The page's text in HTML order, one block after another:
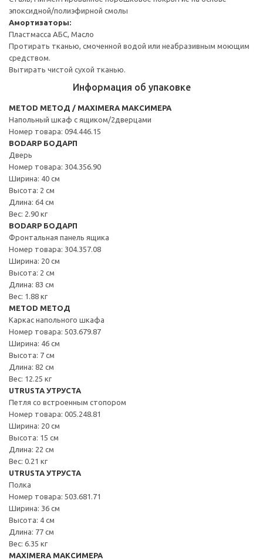
эпоксидной/полиэфирной смолы
Амортизаторы:
Пластмасса АБС, Масло
Протирать тканью, смоченной водой или неабразивным моющим
средством.
Вытирать чистой сухой тканью.
Информация об упаковке
METOD МЕТОД / MAXIMERA МАКСИМЕРА
Напольный шкаф с ящиком/2дверцами
Номер товара: 094.446.15
BODARP БОДАРП
Дверь
Номер товара: 304.356.90
Ширина: 40 см
Высота: 2 см
Длина: 64 см
Вес: 2.90 кг
BODARP БОДАРП
Фронтальная панель ящика
Номер товара: 304.357.08
Ширина: 20 см
Высота: 2 см
Длина: 83 см
Вес: 1.88 кг
METOD МЕТОД
Каркас напольного шкафа
Номер товара: 503.679.87
Ширина: 46 см
Высота: 7 см
Длина: 82 см
Вес: 12.25 кг
UTRUSTA УТРУСТА
Петля со встроенным стопором
Номер товара: 005.248.81
Ширина: 20 см
Высота: 15 см
Длина: 22 см
Вес: 0.21 кг
UTRUSTA УТРУСТА
Полка
Номер товара: 503.681.71
Ширина: 36 см
Высота: 4 см
Длина: 77 см
Вес: 6.35 кг
MAXIMERA МАКСИМЕРА